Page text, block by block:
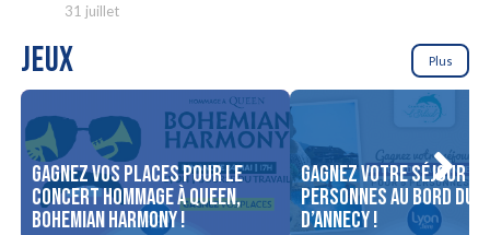
31 juillet
JEUX Plus
Gagnez vos places pour le
concert Hommage à Queen,
Bohemian Harmony !
Gagnez votre séjour
personnes au bord du
d’Annecy !